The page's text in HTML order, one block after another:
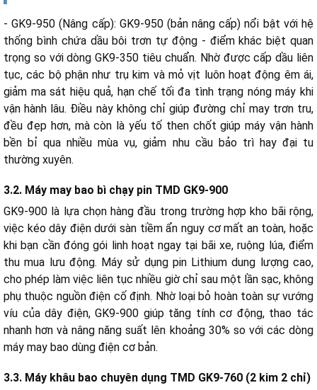
- GK9-950 (Nâng cấp): GK9-950 (bản nâng cấp) nổi bật với hệ
thống bình chứa dầu bôi trơn tự động - điểm khác biệt quan
trọng so với dòng GK9-350 tiêu chuẩn. Nhờ được cấp dầu liên
tục, các bộ phận như trụ kim và mỏ vịt luôn hoạt động êm ái,
giảm ma sát hiệu quả, hạn chế tối đa tình trạng nóng máy khi
vận hành lâu. Điều này không chỉ giúp đường chỉ may trơn tru,
đều đẹp hơn, mà còn là yếu tố then chốt giúp máy vận hành
bền bỉ qua nhiều mùa vụ, giảm nhu cầu bảo trì hay đại tu
thường xuyên.
3.2. Máy may bao bì chạy pin TMD GK9-900
GK9-900 là lựa chọn hàng đầu trong trường hợp kho bãi rộng,
việc kéo dây điện dưới sàn tiềm ẩn nguy cơ mất an toàn, hoặc
khi bạn cần đóng gói linh hoạt ngay tại bãi xe, ruộng lúa, điểm
thu mua lưu động. Máy sử dụng pin Lithium dung lượng cao,
cho phép làm việc liên tục nhiều giờ chỉ sau một lần sạc, không
phụ thuộc nguồn điện cố định. Nhờ loại bỏ hoàn toàn sự vướng
víu của dây điện, GK9-900 giúp tăng tính cơ động, thao tác
nhanh hơn và nâng năng suất lên khoảng 30% so với các dòng
máy may bao dùng điện cơ bản.
3.3. Máy khâu bao chuyên dụng TMD GK9-760 (2 kim 2 chỉ)